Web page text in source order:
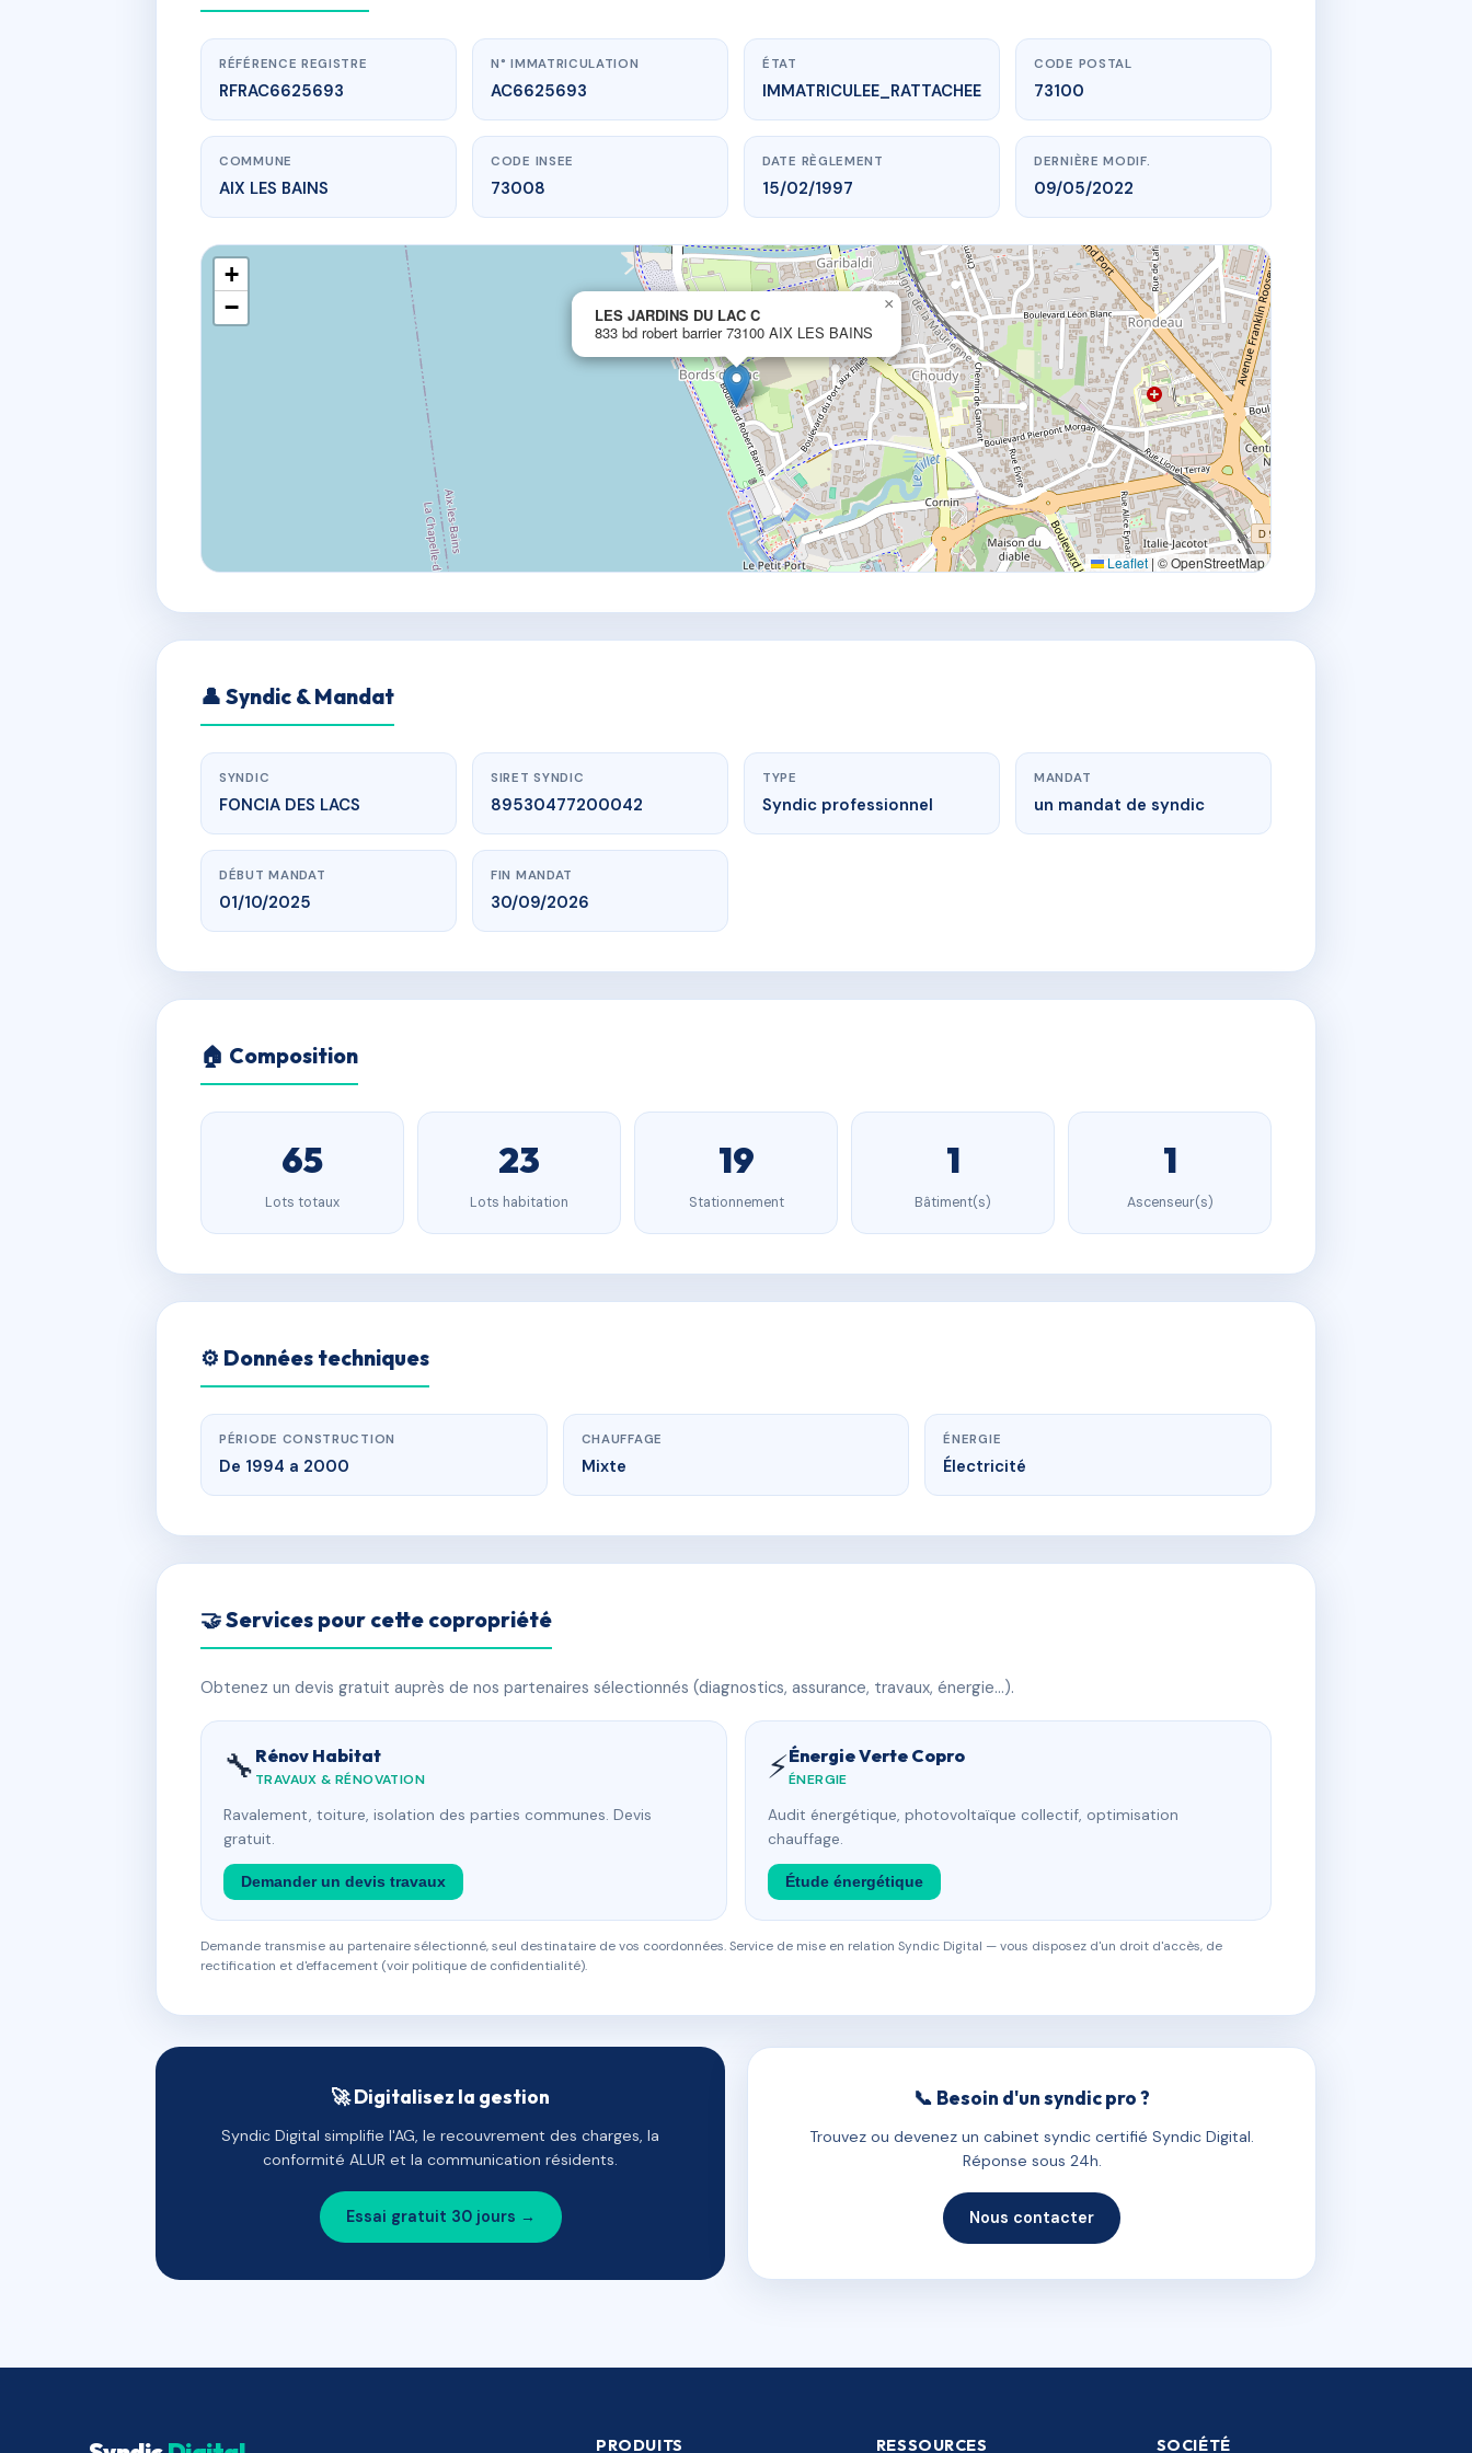
www.vme.plus/AC6625693
LES JARDINS DU LAC C
833 bd robert barrier73100 AIX LES BAINS
RÉFÉRENCE REGISTRE
RFRAC6625693
N° IMMATRICULATION
AC6625693
ÉTAT
IMMATRICULEE_RATTACHEE
CODE POSTAL
73100
COMMUNE
AIX LES BAINS
CODE INSEE
73008
DATE RÈGLEMENT
15/02/1997
DERNIÈRE MODIF.
09/05/2022
LES JARDINS DU LAC C
833 bd robert barrier 73100 AIX LES BAINS
×
+
−
Leaflet | © OpenStreetMap
👤 Syndic & Mandat
SYNDIC
FONCIA DES LACS
SIRET SYNDIC
89530477200042
TYPE
Syndic professionnel
MANDAT
un mandat de syndic
DÉBUT MANDAT
01/10/2025
FIN MANDAT
30/09/2026
🏠 Composition
65
Lots totaux
23
Lots habitation
19
Stationnement
1
Bâtiment(s)
1
Ascenseur(s)
⚙️ Données techniques
PÉRIODE CONSTRUCTION
De 1994 a 2000
CHAUFFAGE
Mixte
ÉNERGIE
Électricité
🤝 Services pour cette copropriété
Obtenez un devis gratuit auprès de nos partenaires sélectionnés (diagnostics, assurance, travaux, énergie…).
🔧 Rénov Habitat
TRAVAUX & RÉNOVATION
Ravalement, toiture, isolation des parties communes. Devis
gratuit.
Demander un devis travaux
⚡Énergie Verte Copro
ÉNERGIE
Audit énergétique, photovoltaïque collectif, optimisation
chauffage.
Étude énergétique
Demande transmise au partenaire sélectionné, seul destinataire de vos coordonnées. Service de mise en relation Syndic Digital — vous disposez d'un droit d'accès, de
rectification et d'effacement (voir politique de confidentialité).
🚀 Digitalisez la gestion
Syndic Digital simplifie l'AG, le recouvrement des charges, la
conformité ALUR et la communication résidents.
Essai gratuit 30 jours →
📞 Besoin d'un syndic pro ?
Trouvez ou devenez un cabinet syndic certifié Syndic Digital.
Réponse sous 24h.
Nous contacter
PRODUITS RESSOURCES SOCIÉTÉ